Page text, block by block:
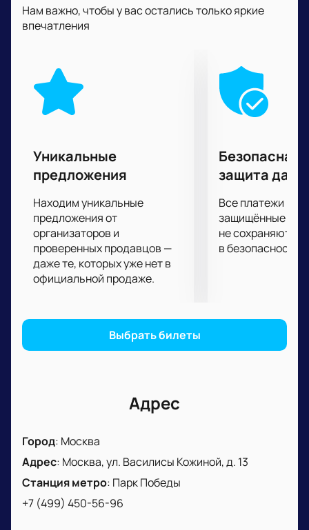
спортивные эмоции.
С трибун вы не пропустите ни одного важного
арене будете буквально затаив дыхание.
У вас есть редкая возможность ощутить себя
участником всего происходящего на площадке
Волейбольной арены "Динамо". Ваши эмоции,
показать все, на что они способны, ради
достижения цели. Любовь и поддержка
болельщиков важна для них не менее собственной
подготовки и профессионализма.
Нам важно, чтобы у вас остались только яркие
впечатления
Уникальные
предложения
Находим уникальные
предложения от
организаторов и
проверенных продавцов —
даже те, которых уже нет в
официальной продаже.
Безопасная
защита
Все платежи
защищённые
не сохраняются
в безопасности.
Выбрать билеты
Адрес
Город: Москва
Адрес: Москва, ул. Василисы Кожиной, д. 13
Станция метро: Парк Победы
+7 (499) 450-56-96